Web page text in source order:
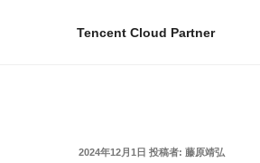
Tencent Cloud Partner
投
2024年12月1日 投稿者: 藤原靖弘